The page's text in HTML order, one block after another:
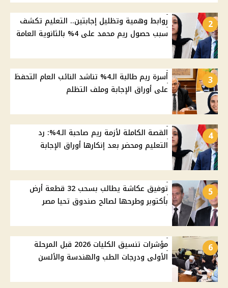
2
روابط وهمية وتظليل إجابتين.. التعليم تكشف
سبب حصول ريم محمد على 4% بالثانوية العامة
3
أسرة ريم طالبة الـ4% تناشد النائب العام التحفظ
على أوراق الإجابة وملف التظلم
4
القصة الكاملة لأزمة ريم صاحبة الـ4%: رد
التعليم ومحضر بعد إنكارها أوراق الإجابة
5
توفيق عكاشة يطالب بسحب 32 قطعة أرض
بأكتوبر وطرحها لصالح صندوق تحيا مصر
6
مؤشرات تنسيق الكليات 2026 قبل المرحلة
الأولى ودرجات الطب والهندسة والألسن